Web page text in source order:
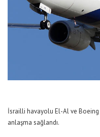
İsrailli havayolu El-Al ve Boeing
anlaşma sağlandı.